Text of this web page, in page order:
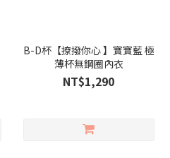
B-D杯【撩撥你心 】寶寶藍 極
薄杯無鋼圈內衣
NT$1,290